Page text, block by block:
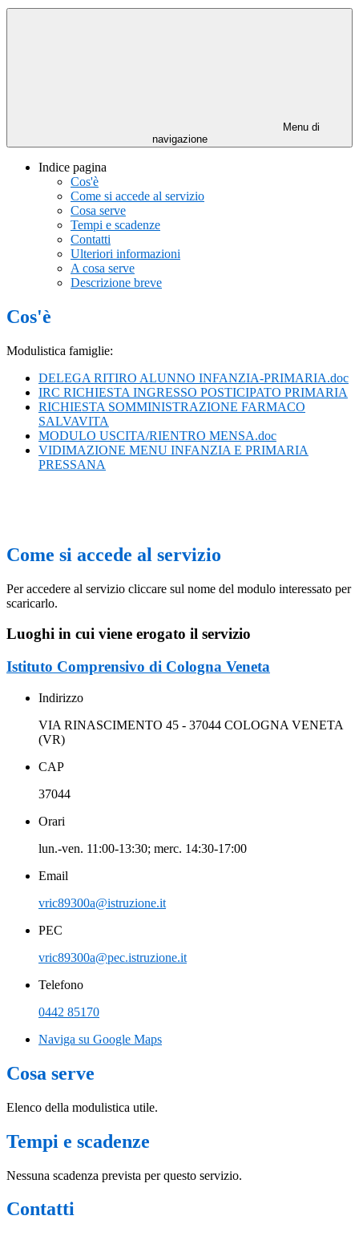
Menu di
navigazione
Indice pagina
Cos'è
Come si accede al servizio
Cosa serve
Tempi e scadenze
Contatti
Ulteriori informazioni
A cosa serve
Descrizione breve
Cos'è
Modulistica famiglie:
DELEGA RITIRO ALUNNO INFANZIA-PRIMARIA.doc
IRC RICHIESTA INGRESSO POSTICIPATO PRIMARIA
RICHIESTA SOMMINISTRAZIONE FARMACO
SALVAVITA
MODULO USCITA/RIENTRO MENSA.doc
VIDIMAZIONE MENU INFANZIA E PRIMARIA
PRESSANA
Come si accede al servizio
Per accedere al servizio cliccare sul nome del modulo interessato per
scaricarlo.
Luoghi in cui viene erogato il servizio
Istituto Comprensivo di Cologna Veneta
Indirizzo
VIA RINASCIMENTO 45 - 37044 COLOGNA VENETA
(VR)
CAP
37044
Orari
lun.-ven. 11:00-13:30; merc. 14:30-17:00
Email
vric89300a@istruzione.it
PEC
vric89300a@pec.istruzione.it
Telefono
0442 85170
Naviga su Google Maps
Cosa serve
Elenco della modulistica utile.
Tempi e scadenze
Nessuna scadenza prevista per questo servizio.
Contatti